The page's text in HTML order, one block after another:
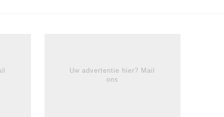
Uw advertentie hier? Mail
ons